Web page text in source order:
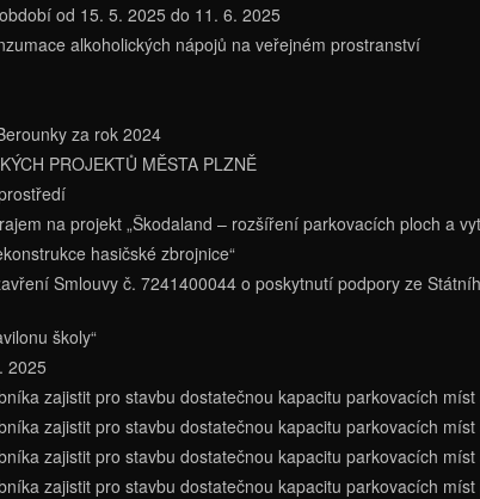
od 15. 5. 2025 do 11. 6. 2025
alkoholických nápojů na veřejném prostranství
za rok 2024
PROJEKTŮ MĚSTA PLZNĚ
na projekt „Škodaland – rozšíření parkovacích ploch a
hasičské zbrojnice“
Smlouvy č. 7241400044 o poskytnutí podpory ze
školy“
2025
zajistit pro stavbu dostatečnou kapacitu parkovacích
zajistit pro stavbu dostatečnou kapacitu parkovacích
zajistit pro stavbu dostatečnou kapacitu parkovacích
zajistit pro stavbu dostatečnou kapacitu parkovacích